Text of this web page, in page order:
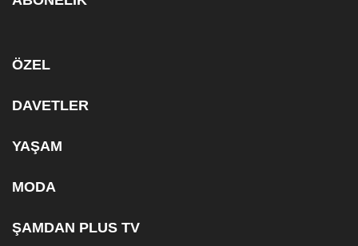
ÖZEL
DAVETLER
YAŞAM
MODA
ŞAMDAN PLUS TV